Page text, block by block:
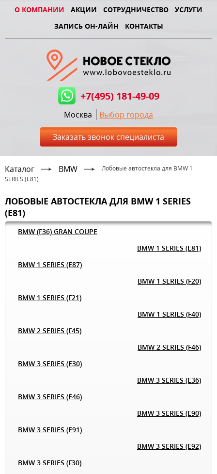
О КОМПАНИИ АКЦИИ СОТРУДНИЧЕСТВО
УСЛУГИ
ЗАПИСЬ ОН-ЛАЙН
КОНТАКТЫ
+7(495) 181-49-09
Москва Выбор города
Заказать звонок специалиста
Каталог BMW
Лобовые автостекла для BMW 1
SERIES (E81)
ЛОБОВЫЕ АВТОСТЕКЛА ДЛЯ BMW 1 SERIES
(E81)
BMW (F36) GRAN COUPE
BMW 1 SERIES (E81)
BMW 1 SERIES (E87)
BMW 1 SERIES (F20)
BMW 1 SERIES (F21)
BMW 1 SERIES (F40)
BMW 2 SERIES (F45)
BMW 2 SERIES (F46)
BMW 3 SERIES (E30)
BMW 3 SERIES (E36)
BMW 3 SERIES (E46)
BMW 3 SERIES (E90)
BMW 3 SERIES (E91)
BMW 3 SERIES (E92)
BMW 3 SERIES (F30)